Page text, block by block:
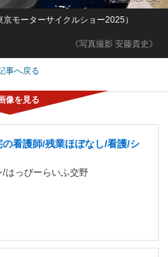
《写真撮影 安藤貴史》
モーターサイクルショー2025）
事へ戻る
看護師/残業ほぼなし/看護/シ
はっぴーらいふ交野